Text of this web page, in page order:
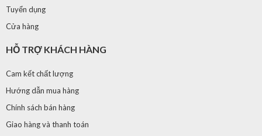
Tuyển dụng
Cửa hàng
HỖ TRỢ KHÁCH HÀNG
Cam kết chất lượng
Hướng dẫn mua hàng
Chính sách bán hàng
Giao hàng và thanh toán